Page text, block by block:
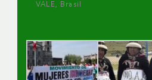
VALE, Brasil